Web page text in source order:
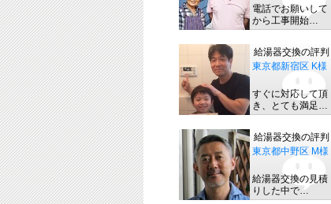
電話でお願いして
から工事開始…
給湯器交換の評判
東京都新宿区 K様
すぐに対応して頂
き、とても満足…
給湯器交換の評判
東京都中野区 M様
給湯器交換の見積
りした中で…